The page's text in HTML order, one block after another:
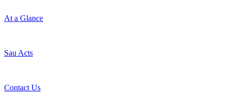
At a Glance
Sau Acts
Contact Us